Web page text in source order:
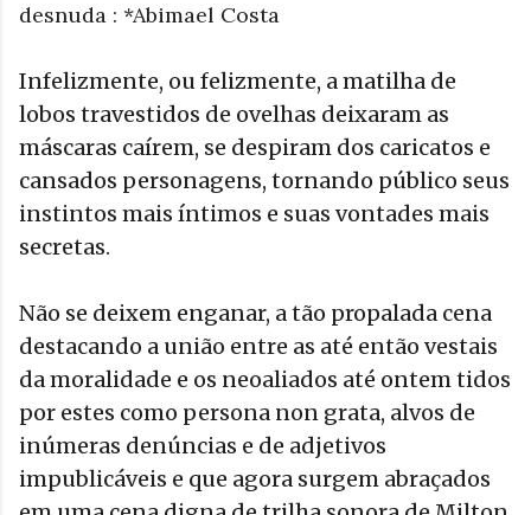
desnuda : *Abimael Costa
Infelizmente, ou felizmente, a matilha de
lobos travestidos de ovelhas deixaram as
máscaras caírem, se despiram dos caricatos e
cansados personagens, tornando público seus
instintos mais íntimos e suas vontades mais
secretas.
Não se deixem enganar, a tão propalada cena
destacando a união entre as até então vestais
da moralidade e os neoaliados até ontem tidos
por estes como persona non grata, alvos de
inúmeras denúncias e de adjetivos
impublicáveis e que agora surgem abraçados